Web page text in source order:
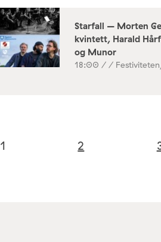
Starfall – Morten
kvintett, Harald
og Munor
18:00 / /
1 2